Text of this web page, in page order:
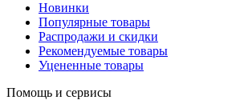
Новинки
Популярные товары
Распродажи и скидки
Рекомендуемые товары
Уцененные товары
Помощь и сервисы